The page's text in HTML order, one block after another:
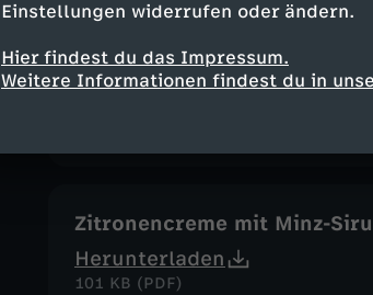
Einstellungen widerrufen oder ändern.
Hier findest du das Impressum.
Weitere Informationen findest du in
Mangold-Linsen-Curry
Zitronencreme mit Minz-
Herunterladen
101 KB (PDF)